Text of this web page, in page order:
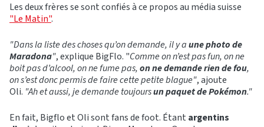
Les deux frères se sont confiés à ce propos au média suisse
"Le Matin".
"Dans la liste des choses qu’on demande, il y aune photo de
Maradona", explique BigFlo. "Comme on n’est pas fun, on ne
boit pas d’alcool, on ne fume pas,on ne demande rien de fou,
on s’est donc permis de faire cette petite blague", ajoute
Oli. "Ah et aussi, je demande toujoursun paquet de Pokémon."
En fait, Bigflo et Oli sont fans de foot. Étant argentins